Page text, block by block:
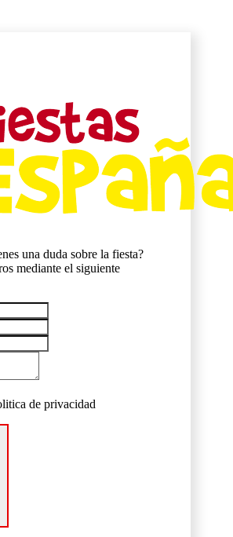
una duda sobre la fiesta?
mediante el siguiente
de privacidad